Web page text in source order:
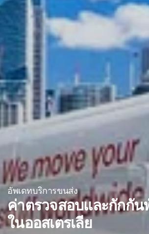
อัพเดทบริการขนส่ง
ค่าตรวจสอบและกักกั
ในออสเตรเลีย